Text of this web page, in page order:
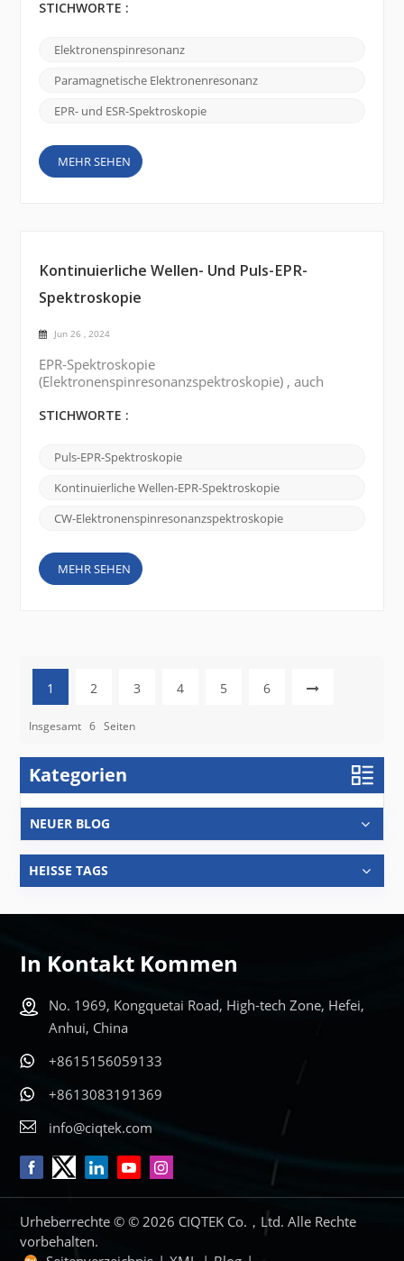
Technik zu beschreiben. Der Grund für die beiden
historische Entwicklung des Feldes und einige der
interessanten Geschichten rund um es
zurückführen. Ursprünglich hieß die Technik ESR
STICHWORTE :
Elektronenspinresonanz
Paramagnetische Elektronenresonanz
EPR- und ESR-Spektroskopie
MEHR SEHEN
Kontinuierliche Wellen- Und Puls-EPR-
Spektroskopie
Jun 26 , 2024
EPR-Spektroskopie
(Elektronenspinresonanzspektroskopie) , auch
(ESR-Spektroskopie) , ist eine Technik zur
paramagnetischer Spezies. Es gibt zwei Haupttypen
der EPR-Spektroskopie: Continuous Wave (CW) EPR-
Spektroskopie und gepulste EPR-Spektroskopie .
STICHWORTE :
Puls-EPR-Spektroskopie
Kontinuierliche Wellen-EPR-Spektroskopie
CW-Elektronenspinresonanzspektroskopie
MEHR SEHEN
1 2 3 4 5 6
Insgesamt 6 Seiten
Kategorien
NEUER BLOG
HEISSE TAGS
In Kontakt Kommen
No. 1969, Kongquetai Road, High-tech Zone, Hefei,
Anhui, China
+8615156059133
+8613083191369
info@ciqtek.com
Urheberrechte © © 2026 CIQTEK Co.，Ltd. Alle Rechte
vorbehalten.